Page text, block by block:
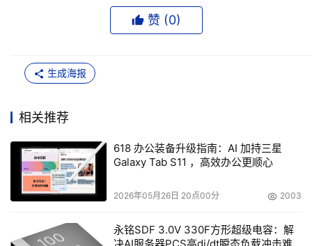
用户为数据添加自定义的元数据，这在一定程度上提高了数
据的可管理性。然而，刘老师指出，对象存储仍然依赖于人
通过自动提取数据特征，能够更有效地处理数据之间的相似
性和相关性。
宋老师认为，向量存储和对象存储可以相辅相成。向量存储
可以作为对象存储的补充，通过自动化的特征提取和相似性
分析，为对象存储提供更深层次的数据管理能力。
实际应用与未来展望
在实际应用中，向量存储和认知存储已经开始展现出巨大的
赞 (0)
生成海报
相关推荐
618 办公装备升级指南：AI 加持三星
Galaxy Tab S11 ，高效办公更顺心
2026年05月26日 20点00分 2003
永铭SDF 3.0V 330F方形超级电容：解